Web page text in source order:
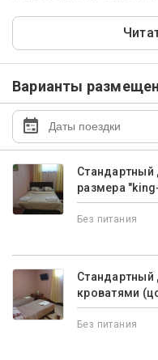
Варианты
Стандартный
размера
Без питания
Стандартный
кроватями
Без питания